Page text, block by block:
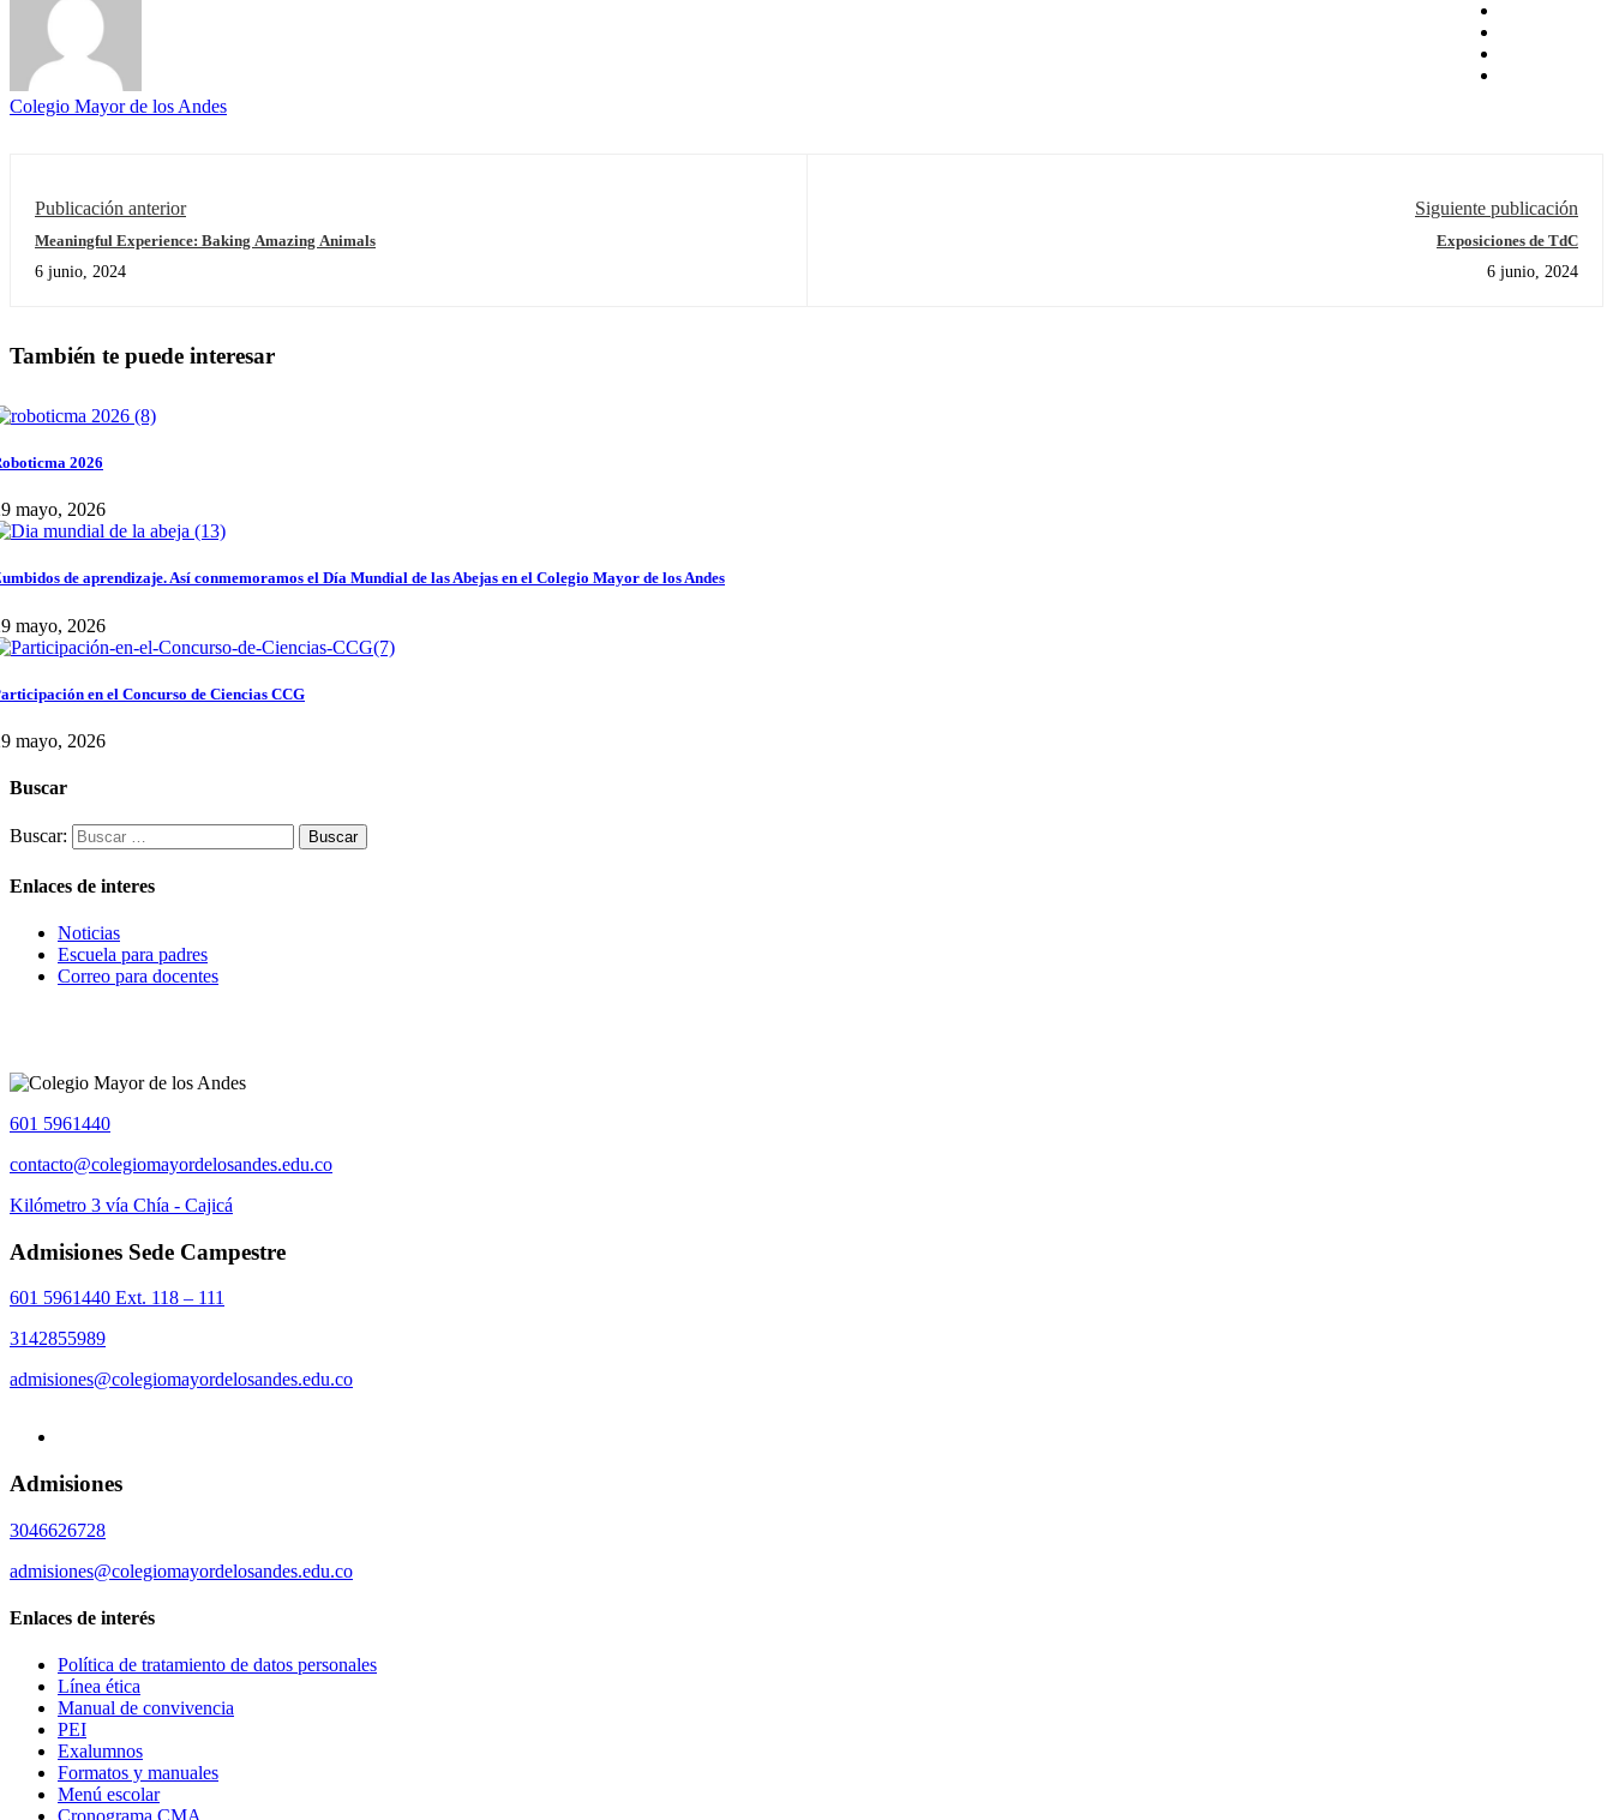
Colegio Mayor de los Andes
Publicación anterior
Meaningful Experience: Baking Amazing Animals
6 junio, 2024
Siguiente publicación
Exposiciones de TdC
6 junio, 2024
También te puede interesar
2026
mayo, 2026
de aprendizaje. Así conmemoramos el Día Mundial de las Abejas en el Colegio Mayor de los Andes
mayo, 2026
en el Concurso de Ciencias CCG
mayo, 2026
Buscar
Buscar:
Enlaces de interes
Noticias
Escuela para padres
Correo para docentes
601 5961440
contacto@colegiomayordelosandes.edu.co
Kilómetro 3 vía Chía - Cajicá
Admisiones Sede Campestre
601 5961440 Ext. 118 – 111
3142855989
admisiones@colegiomayordelosandes.edu.co
Admisiones
3046626728
admisiones@colegiomayordelosandes.edu.co
Enlaces de interés
Política de tratamiento de datos personales
Línea ética
Manual de convivencia
PEI
Exalumnos
Formatos y manuales
Menú escolar